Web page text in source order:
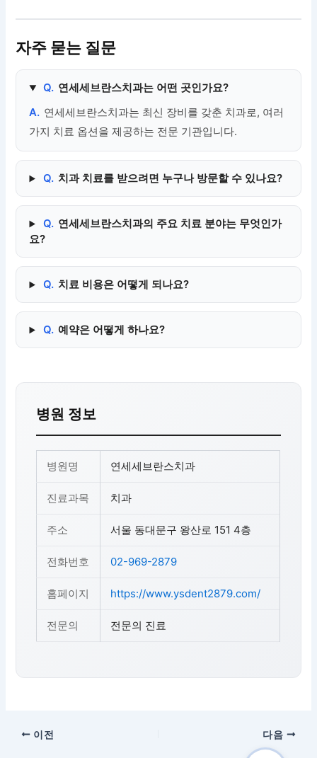
자주 묻는 질문
Q. 연세세브란스치과는 어떤 곳인가요?
A. 연세세브란스치과는 최신 장비를 갖춘 치과로, 여러
가지 치료 옵션을 제공하는 전문 기관입니다.
Q. 치과 치료를 받으려면 누구나 방문할 수 있나요?
Q. 연세세브란스치과의 주요 치료 분야는 무엇인가
요?
Q. 치료 비용은 어떻게 되나요?
Q. 예약은 어떻게 하나요?
병원 정보
병원명 연세세브란스치과
진료과목 치과
주소 서울 동대문구 왕산로 151 4층
전화번호 02-969-2879
홈페이지 https://www.ysdent2879.com/
전문의 전문의 진료
이전 다음